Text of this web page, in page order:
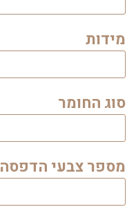
מידות
סוג החומר
מספר צבעי הדפסה